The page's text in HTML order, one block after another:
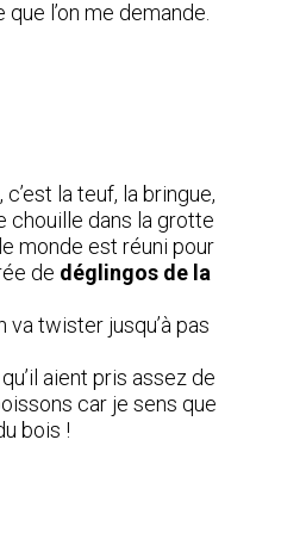
l’on me demande.
c’est la teuf, la bringue,
chouille dans la grotte
monde est réuni pour
de déglingos de la
va twister jusqu’à pas
aient pris assez de
car je sens que
bois !